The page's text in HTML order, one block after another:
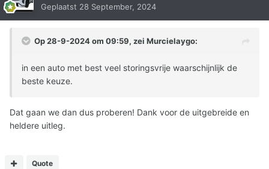
Geplaatst 28 September, 2024
Op 28-9-2024 om 09:59, zei Murcielaygo:
in een auto met best veel storingsvrije waarschijnlijk de
beste keuze.
Dat gaan we dan dus proberen! Dank voor de uitgebreide en
heldere uitleg.
Quote